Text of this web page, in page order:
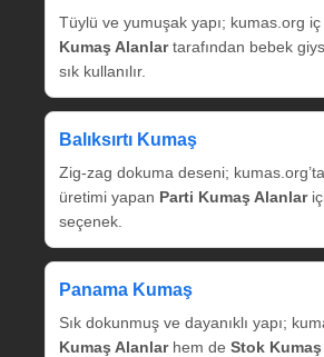
Tüylü ve yumuşak yapı; kumas.org
Kumaş Alanlartarafından bebek
sık kullanılır.
Balıksırtı Kumaş
Zig‑zag dokuma deseni;
üretimi yapan Parti Kumaş Alanlar
seçenek.
Panama Kumaş
Sık dokunmuş ve dayanıklı yapı;
Kumaş Alanlarhem de Stok